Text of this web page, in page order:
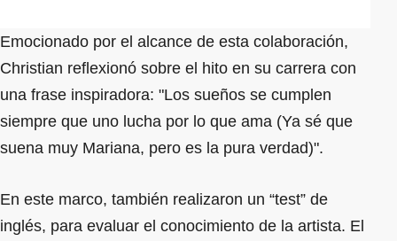
Emocionado por el alcance de esta colaboración,
Christian reflexionó sobre el hito en su carrera con
una frase inspiradora: "Los sueños se cumplen
siempre que uno lucha por lo que ama (Ya sé que
suena muy Mariana, pero es la pura verdad)".
En este marco, también realizaron un “test” de
inglés, para evaluar el conocimiento de la artista. El